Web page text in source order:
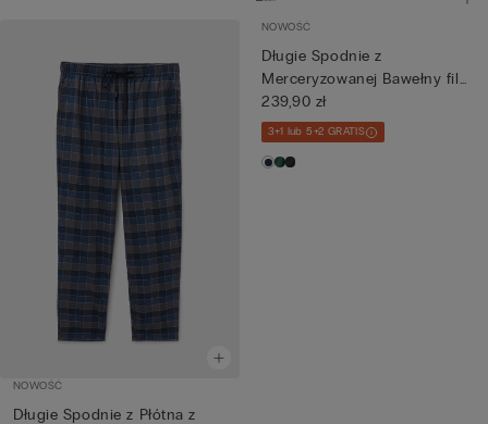
NOWOŚĆ
Długie Spodnie z Płótna z
NOWOŚĆ
Długie Spodnie z
Merceryzowanej Bawełny filo
Premi...
239,90 zł
3+1 lub 5+2 GRATIS